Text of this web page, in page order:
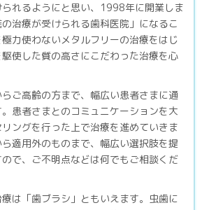
れるようにと思い、1998年に開業しま
治療が受けられる歯科医院」になるこ
力使わないメタルフリーの治療をはじ
使した質の高さにこだわった治療を心
ご高齢の方まで、幅広い患者さまに通
患者さまとのコミュニケーションを大
ングを行った上で治療を進めていきま
適用外のものまで、幅広い選択肢を提
で、ご不明点などは何でもご相談くだ
は「歯ブラシ」ともいえます。虫歯に